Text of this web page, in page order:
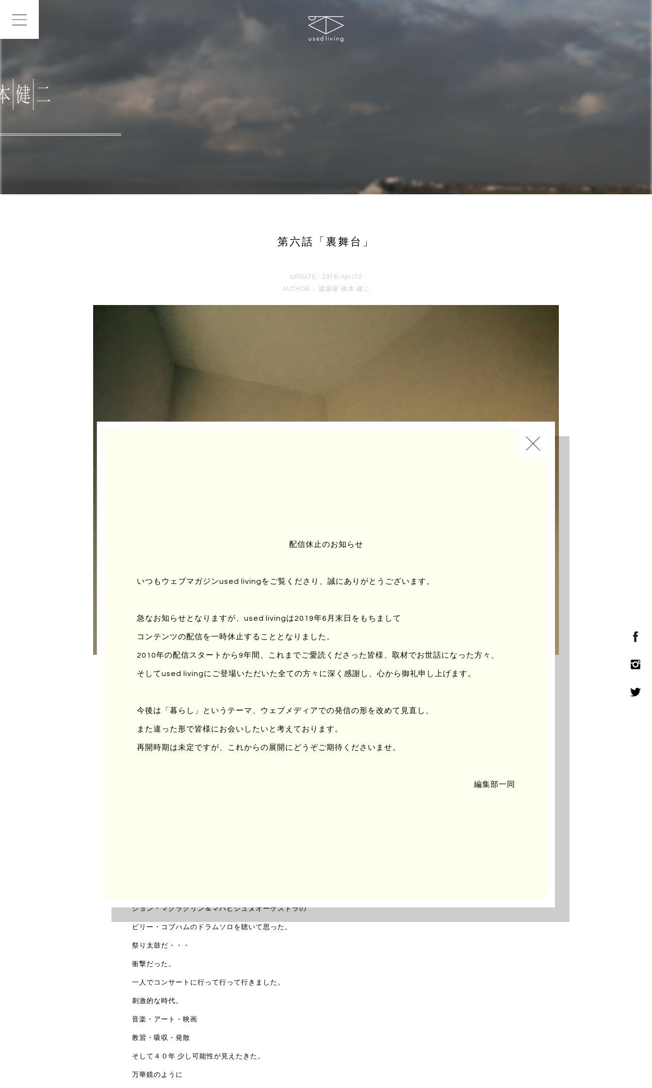
配信休止のお知らせ
いつもウェブマガジンused livingをご覧くださり、誠にありがとうございます。
急なお知らせとなりますが、used livingは2019年6月末日をもちまして
コンテンツの配信を一時休止することとなりました。
2010年の配信スタートから9年間、これまでご愛読くださった皆様、取材でお世話になった方々、
そしてused livingにご登場いただいた全ての方々に深く感謝し、心から御礼申し上げます。
今後は「暮らし」というテーマ、ウェブメディアでの発信の形を改めて見直し、
また違った形で皆様にお会いしたいと考えております。
再開時期は未定ですが、これからの展開にどうぞご期待くださいませ。
編集部一同
第六話「裏舞台」
UPDATE : 2016/Apr/12
AUTHOR：
建築家 橋本 健二
咲いて散って葉が・・・・
この狭間が
この３年間 少し見えてきたのだ造形が
ジョン・マクラクリン＆マハビシュヌオーケストラの
ビリー・コブハムのドラムソロを聴いて思った。
祭り太鼓だ・・・
衝撃だった。
一人でコンサートに行って行って行きました。
刺激的な時代。
音楽・アート・映画
教習・吸収・発散
そして４０年 少し可能性が見えたきた。
万華鏡のように